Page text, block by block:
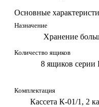
Основные
Назначение
Хранение
Количество ящиков
8 ящиков серии
Комплектация
Кассета К-01/1, 2